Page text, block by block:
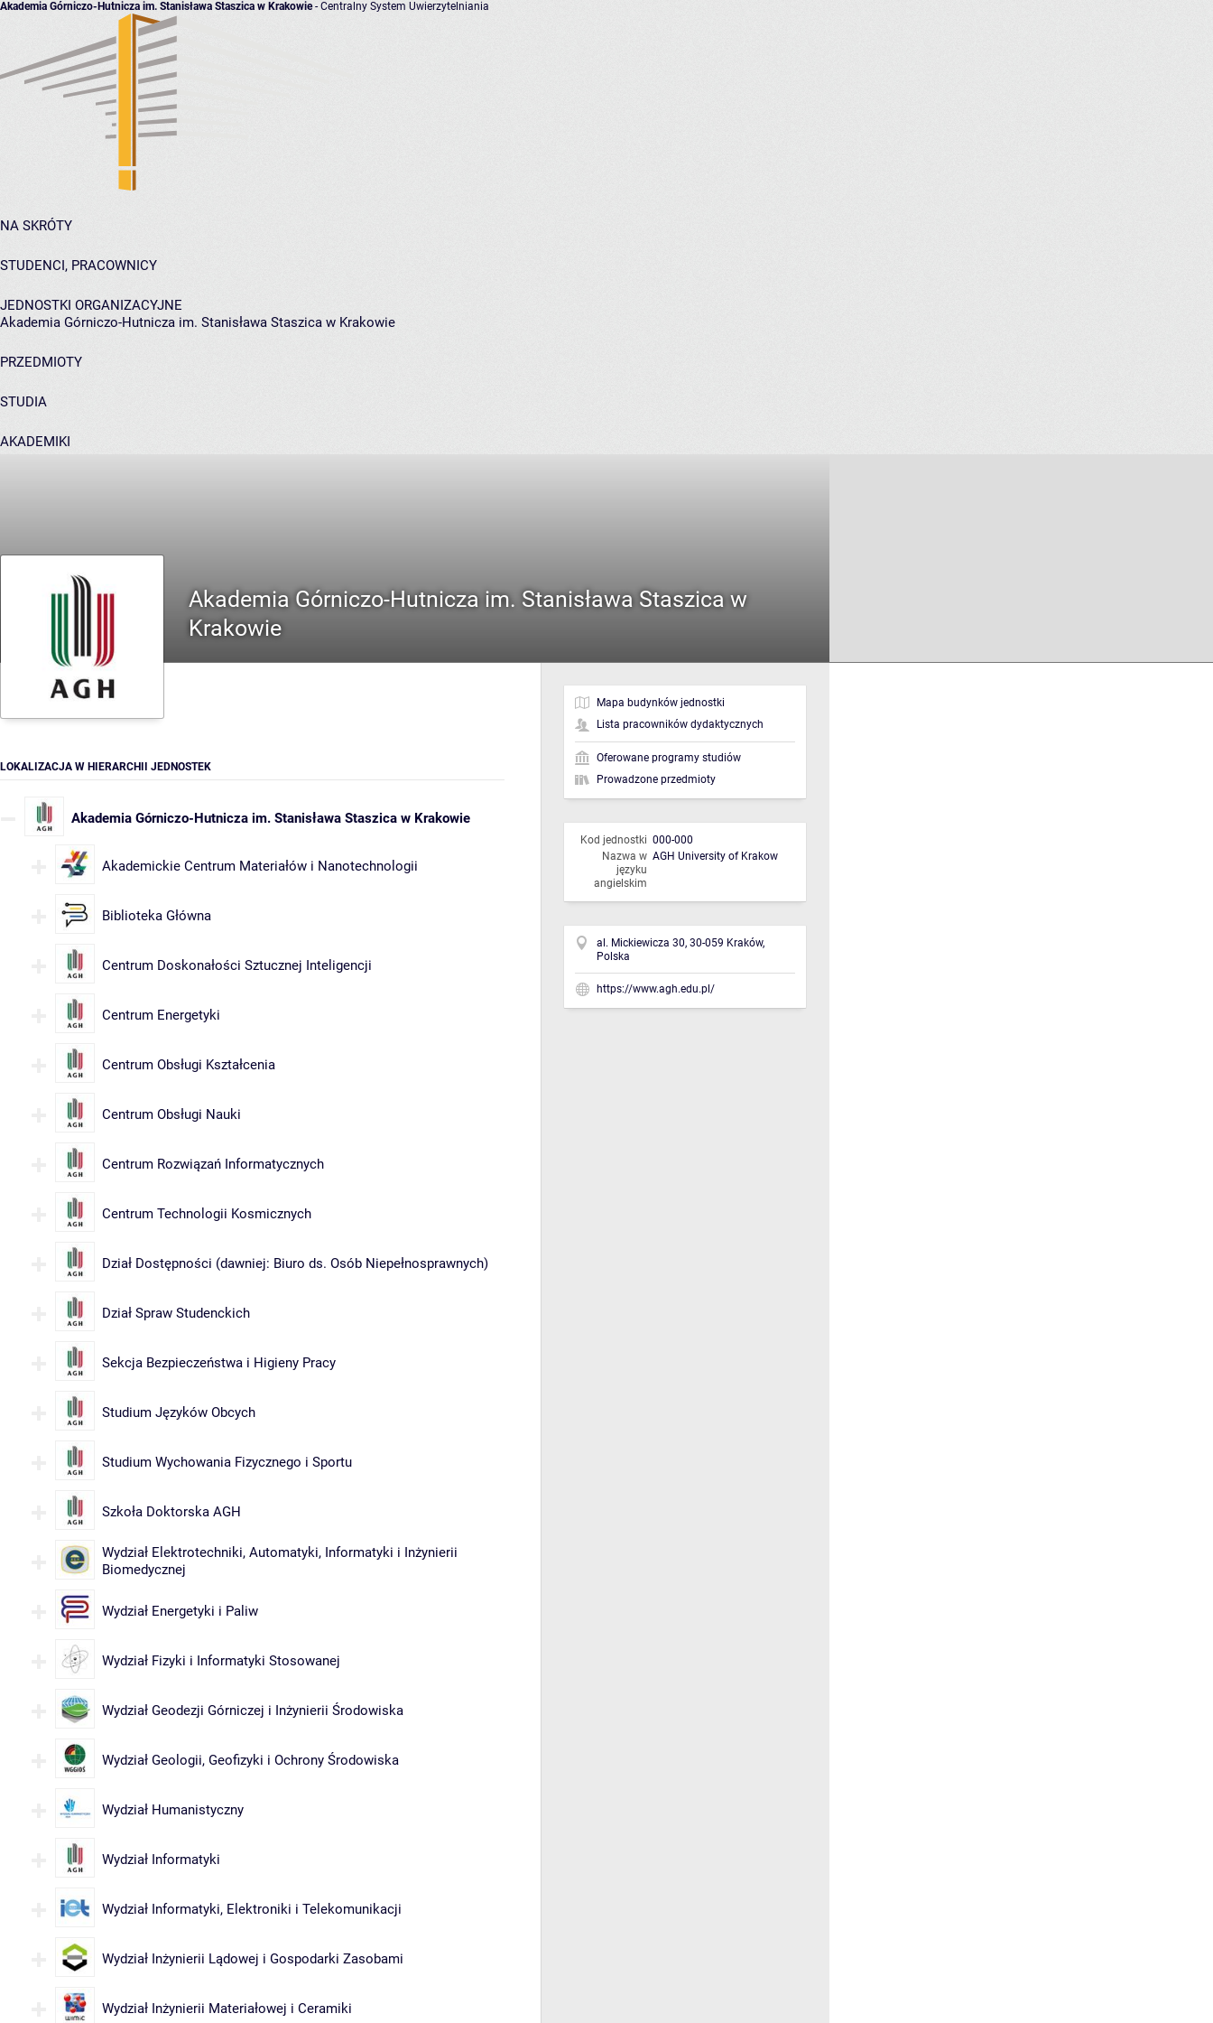
Akademia Górniczo-Hutnicza im. Stanisława Staszica w Krakowie- Centralny System Uwierzytelniania
NA SKRÓTY
STUDENCI, PRACOWNICY
JEDNOSTKI ORGANIZACYJNE
Akademia Górniczo-Hutnicza im. Stanisława Staszica w Krakowie
PRZEDMIOTY
STUDIA
AKADEMIKI
Akademia Górniczo-Hutnicza im. Stanisława Staszica w
Krakowie
LOKALIZACJA W HIERARCHII JEDNOSTEK
Akademia Górniczo-Hutnicza im. Stanisława Staszica w Krakowie
Akademickie Centrum Materiałów i Nanotechnologii
Biblioteka Główna
Centrum Doskonałości Sztucznej Inteligencji
Centrum Energetyki
Centrum Obsługi Kształcenia
Centrum Obsługi Nauki
Centrum Rozwiązań Informatycznych
Centrum Technologii Kosmicznych
Dział Dostępności (dawniej: Biuro ds. Osób Niepełnosprawnych)
Dział Spraw Studenckich
Sekcja Bezpieczeństwa i Higieny Pracy
Studium Języków Obcych
Studium Wychowania Fizycznego i Sportu
Szkoła Doktorska AGH
Wydział Elektrotechniki, Automatyki, Informatyki i Inżynierii
Biomedycznej
Wydział Energetyki i Paliw
Wydział Fizyki i Informatyki Stosowanej
Wydział Geodezji Górniczej i Inżynierii Środowiska
Wydział Geologii, Geofizyki i Ochrony Środowiska
Wydział Humanistyczny
Wydział Informatyki
Wydział Informatyki, Elektroniki i Telekomunikacji
Wydział Inżynierii Lądowej i Gospodarki Zasobami
Wydział Inżynierii Materiałowej i Ceramiki
Mapa budynków jednostki
Lista pracowników dydaktycznych
Oferowane programy studiów
Prowadzone przedmioty
Kod jednostki 000-000
Nazwa w
języku
angielskim
AGH University of Krakow
al. Mickiewicza 30, 30-059 Kraków,
Polska
https://www.agh.edu.pl/